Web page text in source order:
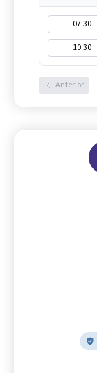
07:30
10:30
Anterior